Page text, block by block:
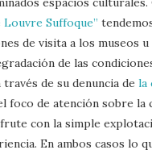
Louvre Suffoque”
de visita a los museos
de las
de su denuncia de la
foco de atención sobre
con la simple
En ambos casos lo